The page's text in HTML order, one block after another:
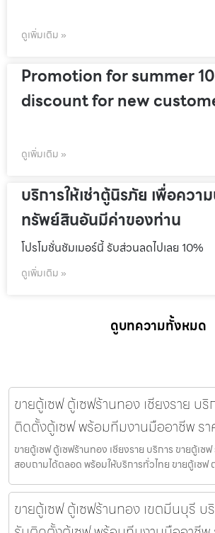
ดูเพิ่มเติม »
Promotion for summer
discount for new
ดูเพิ่มเติม »
บริการให้เช่าตู้นิรภัย เพื่อควา
ทรัพย์สินอันมีค่าของท่าน
โปรโมชั่นชัมเมอร์นี้ รับส่วนลดไปเลย 10%
ดูเพิ่มเติม »
ดูบทความทั้งหมด
ขายตู้เซฟ ตู้เซฟร้านทอง เชียงราย บ
ติดตั้งตู้เซฟ พร้อมทีมงานมืออาชีพ รา
ขายตู้เซฟ ตู้เซฟร้านทอง เชียงราย บริการ ขายตู้เ
สอบถามได้ตลอด พร้อมให้บริการทั่วไทย ขายตู้เซฟ
ขายตู้เซฟ ตู้เซฟร้านทอง เขตมีนบุรี บ